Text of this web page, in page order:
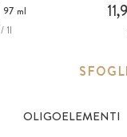
97 ml
1l
OLIGOELEMENTI